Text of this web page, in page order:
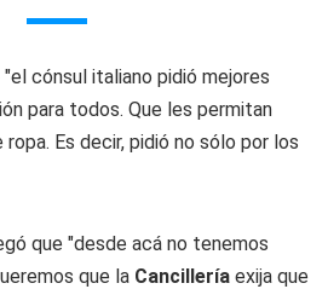
cónsul italiano pidió mejores
para todos. Que les permitan
Es decir, pidió no sólo por los
que "desde acá no tenemos
que la Cancillería exija que